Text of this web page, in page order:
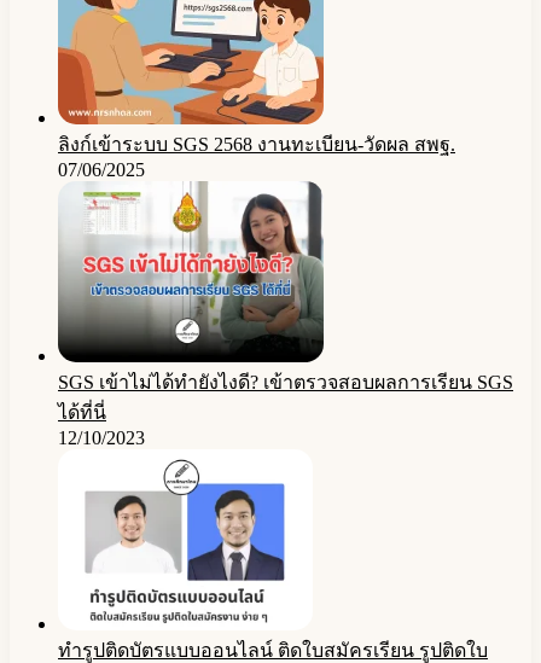
ลิงก์เข้าระบบ SGS 2568 งานทะเบียน-วัดผล สพฐ.
07/06/2025
SGS เข้าไม่ได้ทำยังไงดี? เข้าตรวจสอบผลการเรียน SGS
ได้ที่นี่
12/10/2023
ทำรูปติดบัตรแบบออนไลน์ ติดใบสมัครเรียน รูปติดใบ